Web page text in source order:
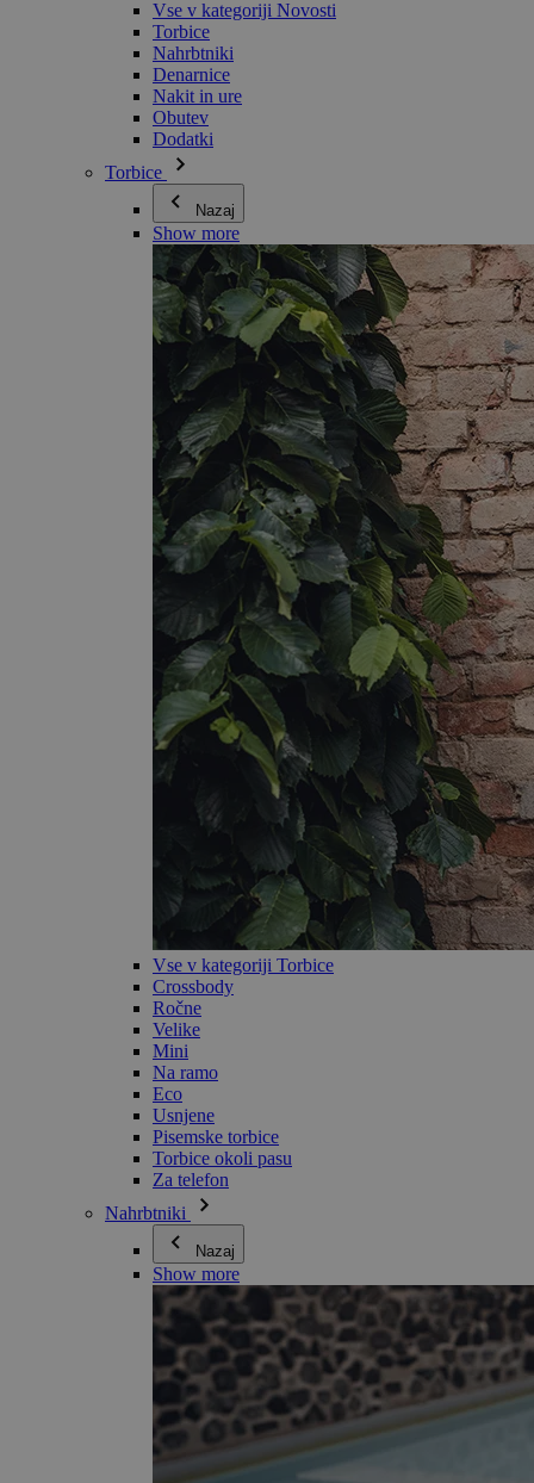
Vse v kategoriji Novosti
Torbice
Nahrbtniki
Denarnice
Nakit in ure
Obutev
Dodatki
Torbice
Nazaj
Show more
Vse v kategoriji Torbice
Crossbody
Ročne
Velike
Mini
Na ramo
Eco
Usnjene
Pisemske torbice
Torbice okoli pasu
Za telefon
Nahrbtniki
Nazaj
Show more